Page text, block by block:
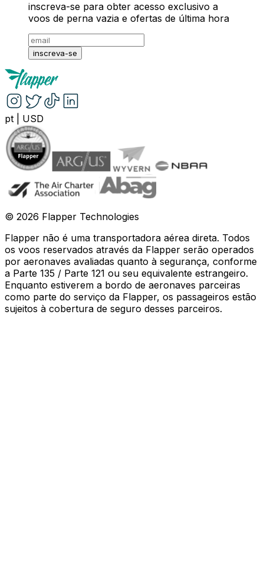
inscreva-se para obter acesso exclusivo a
voos de perna vazia e ofertas de última hora
inscreva-se
pt USD
© 2026 Flapper Technologies
Flapper não é uma transportadora aérea direta. Todos
os voos reservados através da Flapper serão operados
por aeronaves avaliadas quanto à segurança, conforme
a Parte 135 / Parte 121 ou seu equivalente estrangeiro.
Enquanto estiverem a bordo de aeronaves parceiras
como parte do serviço da Flapper, os passageiros estão
sujeitos à cobertura de seguro desses parceiros.